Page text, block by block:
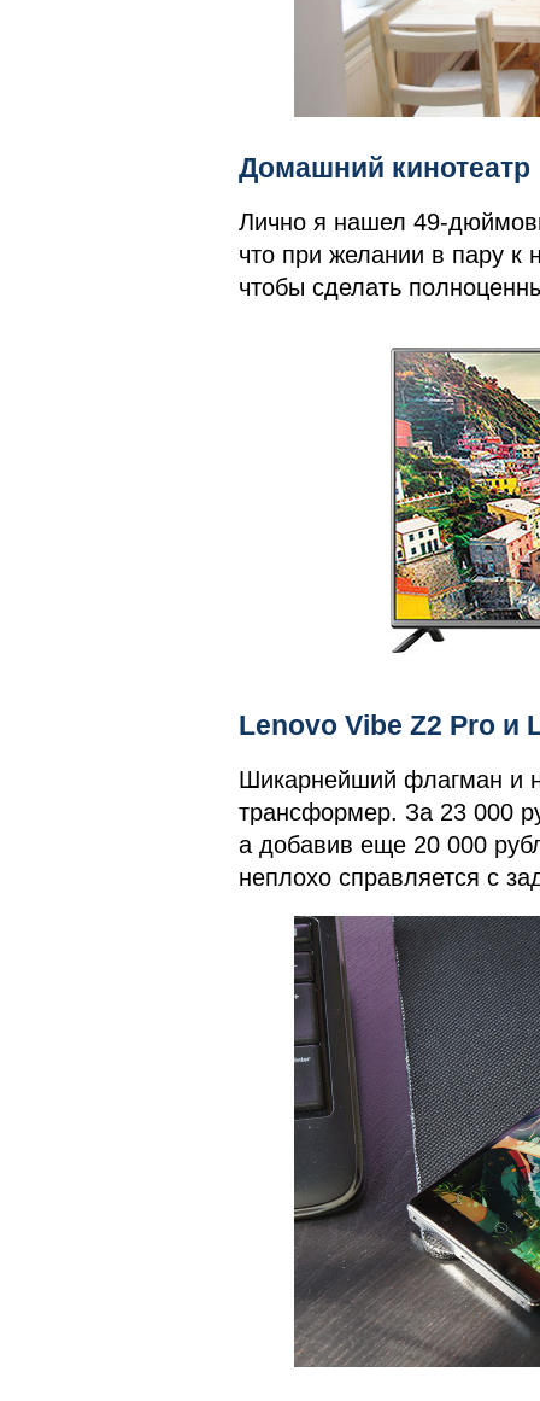
Домашний кинотеатр
Лично я нашел 49-
что при желании в пару к
чтобы сделать
Lenovo Vibe Z2 Pro и
Шикарнейший флагман и
трансформер. За 23 000
а добавив еще 20 000
неплохо справляется с